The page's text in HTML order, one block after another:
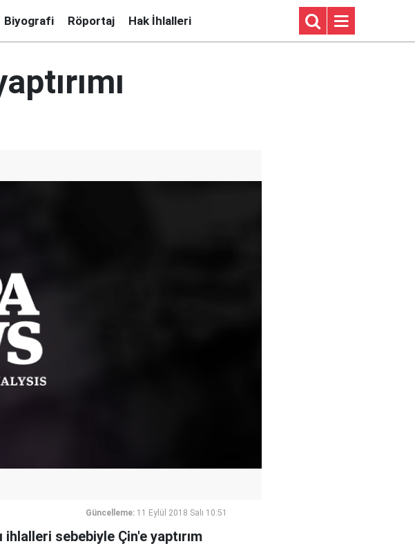
Biyografi Röportaj Hak İhlalleri
Güncelleme: 11 Eylül 2018 Salı 10:51
sebebiyle Çin'e yaptırım